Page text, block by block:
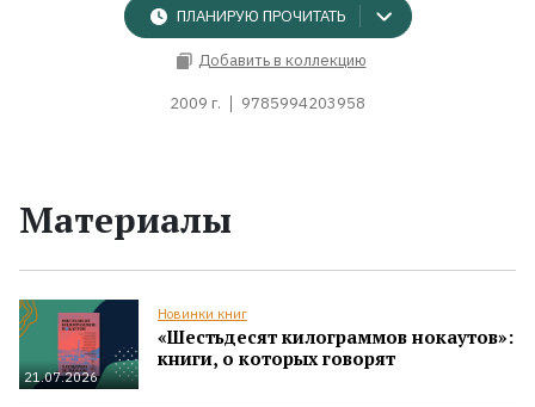
ПЛАНИРУЮ ПРОЧИТАТЬ
Добавить в коллекцию
2009 г. 9785994203958
Материалы
21.07.2026
Новинки книг
«Шестьдесят килограммов нокаутов»:
книги, о которых говорят